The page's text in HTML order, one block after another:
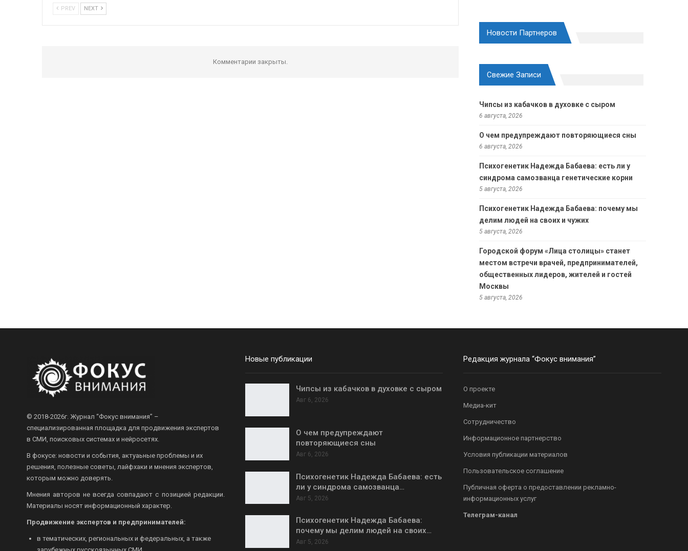
PREV NEXT
Комментарии закрыты.
Новости Партнеров
Свежие Записи
Чипсы из кабачков в духовке с сыром
6 августа, 2026
О чем предупреждают повторяющиеся сны
6 августа, 2026
Психогенетик Надежда Бабаева: есть ли у
синдрома самозванца генетические корни
5 августа, 2026
Психогенетик Надежда Бабаева: почему мы
делим людей на своих и чужих
5 августа, 2026
Городской форум «Лица столицы» станет
местом встречи врачей, предпринимателей,
общественных лидеров, жителей и гостей
Москвы
5 августа, 2026
© 2018-2026г. Журнал “Фокус внимания” –
специализированная площадка для продвижения экспертов
в СМИ, поисковых системах и нейросетях.
В фокусе: новости и события, актуаьные проблемы и их
решения, полезные советы, лайфхаки и мнения экспертов,
которым можно доверять.
Мнения авторов не всегда совпадают с позицией редакции.
Материалы носят информационный характер.
Продвижение экспертов и предпринимателей:
в тематических, региональных и федеральных, а также
Новые публикации
Чипсы из кабачков в духовке с сыром
Авг 6, 2026
О чем предупреждают
повторяющиеся сны
Авг 6, 2026
Психогенетик Надежда Бабаева: есть
ли у синдрома самозванца…
Авг 5, 2026
Психогенетик Надежда Бабаева:
почему мы делим людей на своих…
Авг 5, 2026
Редакция журнала “Фокус внимания”
О проекте
Медиа-кит
Сотрудничество
Информационное партнерство
Условия публикации материалов
Пользовательское соглашение
Публичная оферта о предоставлении рекламно-
информационных услуг
Телеграм-канал